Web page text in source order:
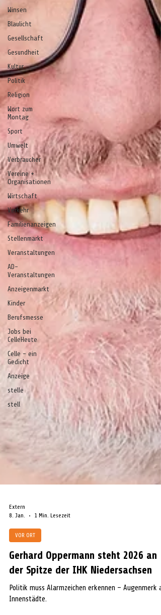
Winsen
Blaulicht
Gesellschaft
Gesundheit
Kultur
Politik
Religion
Wort zum
Montag
Sport
Umwelt
Verbraucher
Vereine +
Organisationen
Wirtschaft
Verkehr
Familienanzeigen
Stellenmarkt
Veranstaltungen
AD-
Veranstaltungen
Anzeigenmarkt
Kinder
Berufsmesse
Jobs bei
CelleHeute
Celle - ein
Gedicht
Anzeige
stelle
stell
Extern
8. Jan.
VOR ORT
Gerhard Oppermann steht 2026 an
der Spitze der IHK Niedersachsen